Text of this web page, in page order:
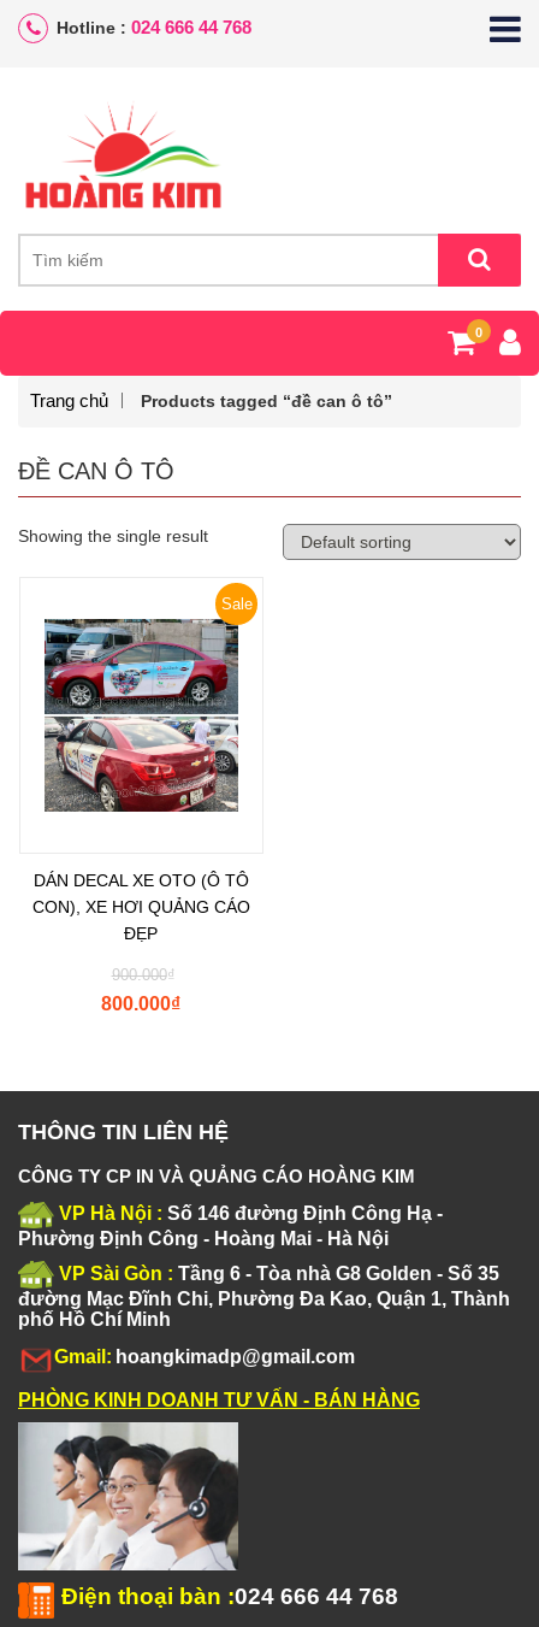
Hotline : 024 666 44 768
0
Trang chủ Products tagged “đề can ô tô”
ĐỀ CAN Ô TÔ
Showing the single result
Sale
DÁN DECAL XE OTO (Ô TÔ
CON), XE HƠI QUẢNG CÁO
ĐẸP
₫
900.000
₫
800.000
THÔNG TIN LIÊN HỆ
CÔNG TY CP IN VÀ QUẢNG CÁO HOÀNG KIM
VP Hà Nội : Số 146 đường Định Công Hạ -
Phường Định Công - Hoàng Mai - Hà Nội
VP Sài Gòn : Tầng 6 - Tòa nhà G8 Golden - Số 35
đường Mạc Đĩnh Chi, Phường Đa Kao, Quận 1, Thành
phố Hồ Chí Minh
Gmail: hoangkimadp@gmail.com
PHÒNG KINH DOANH TƯ VẤN - BÁN HÀNG
Điện thoại bàn :024 666 44 768